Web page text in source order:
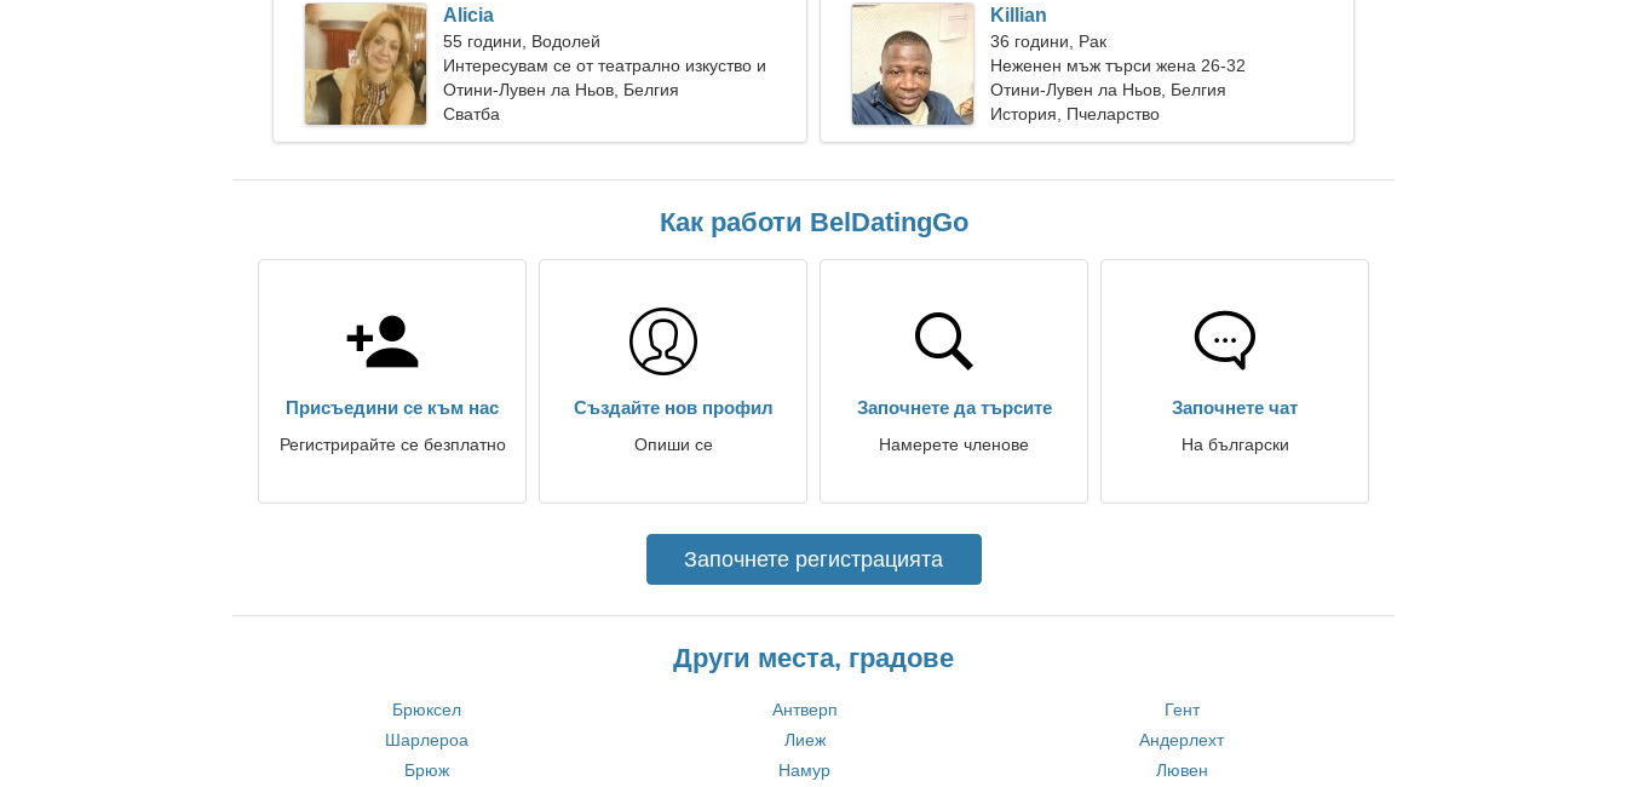
Alicia
55 години, Водолей
Интересувам се от театрално изкуство и
тенис
Отини-Лувен ла Ньов, Белгия
Сватба
Killian
36 години, Рак
Неженен мъж търси жена 26-32
Отини-Лувен ла Ньов, Белгия
История, Пчеларство
Как работи BelDatingGo
Присъедини се към нас
Регистрирайте се безплатно
Създайте нов профил
Опиши се
Започнете да търсите
Намерете членове
Започнете чат
На български
Започнете регистрацията
Други места, градове
Брюксел Антверп
Гент
Шарлероа
Лиеж
Андерлехт
Брюж
Намур Лювен